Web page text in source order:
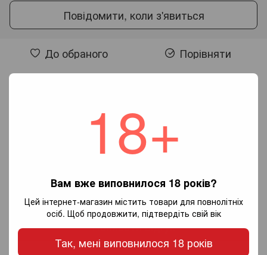
18+
Вам вже виповнилося 18 років?
Цей інтернет-магазин містить товари для повнолітніх
осіб. Щоб продовжити, підтвердіть свій вік
Так, мені виповнилося 18 років
Повідомити, коли з'явиться
До обраного Порівняти
Додайте перший відгук
Написати відгук